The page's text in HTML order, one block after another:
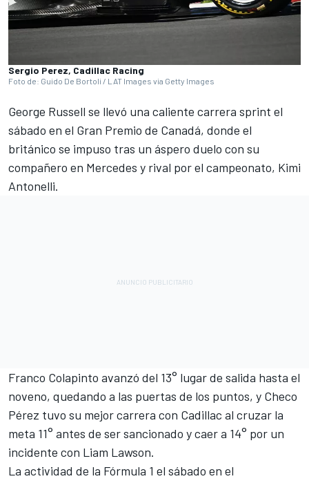
Sergio Perez, Cadillac Racing
Foto de: Guido De Bortoli / LAT Images via Getty Images
George Russell se llevó una caliente carrera sprint el
sábado en el Gran Premio de Canadá, donde el
británico se impuso tras un áspero duelo con su
compañero en Mercedes y rival por el campeonato, Kimi
Antonelli.
Franco Colapinto avanzó del 13° lugar de salida hasta el
noveno, quedando a las puertas de los puntos, y Checo
Pérez tuvo su mejor carrera con Cadillac al cruzar la
meta 11° antes de ser sancionado y caer a 14° por un
incidente con Liam Lawson.
La actividad de la Fórmula 1 el sábado en el